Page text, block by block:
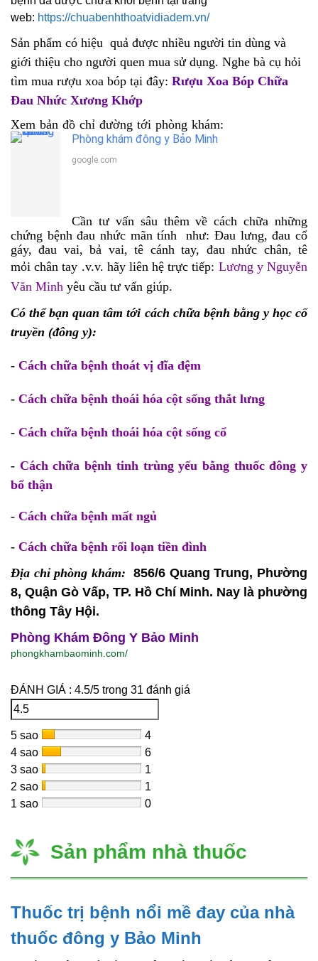
web: https://chuabenhthoatvidiadem.vn/
Sản phẩm có hiệu quả được nhiều người tin dùng và
giới thiệu cho người quen mua sử dụng. Nghe bà cụ hỏi
tìm mua rượu xoa bóp tại đây: Rượu Xoa Bóp Chữa
Đau Nhức Xương Khớp
Xem bản đồ chỉ đường tới phòng khám:
Phòng khám đông y Bảo Minh
google.com
Cần tư vấn sâu thêm về cách chữa những
chứng bệnh đau nhức mãn tính như: Đau lưng, đau cổ
gáy, đau vai, bả vai, tê cánh tay, đau nhức chân, tê
mỏi chân tay .v.v. hãy liên hệ trực tiếp: Lương y Nguyễn
Văn Minh yêu cầu tư vấn giúp.
Có thể bạn quan tâm tới cách chữa bệnh bằng y học cố
truyền (đông y):
- Cách chữa bệnh thoát vị đĩa đệm
- Cách chữa bệnh thoái hóa cột sống thắt lưng
- Cách chữa bệnh thoái hóa cột sống cổ
- Cách chữa bệnh tinh trùng yếu bằng thuốc đông y
bổ thận
- Cách chữa bệnh mất ngủ
- Cách chữa bệnh rối loạn tiền đình
Địa chỉ phòng khám: 856/6 Quang Trung, Phường
8, Quận Gò Vấp, TP. Hồ Chí Minh. Nay là phường
thông Tây Hội.
Phòng Khám Đông Y Bảo Minh
phongkhambaominh.com/
ĐÁNH GIÁ : 4.5/5 trong 31 đánh giá
5 sao
4
4 sao
6
3 sao
1
2 sao
1
1 sao
0
Sản phẩm nhà thuốc
Thuốc trị bệnh nổi mề đay của nhà
thuốc đông y Bảo Minh